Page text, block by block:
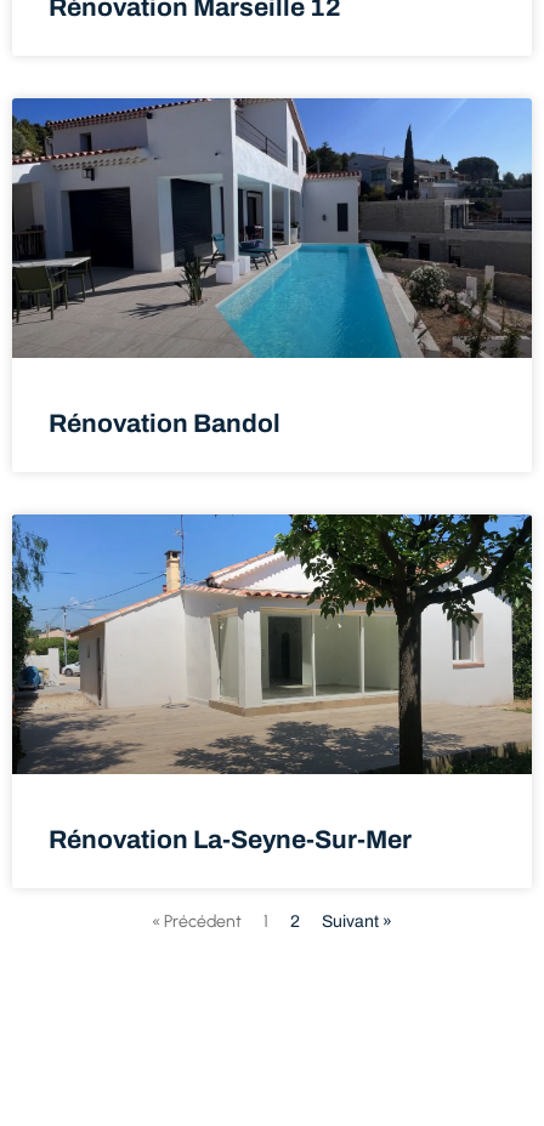
Rénovation Marseille 12
Rénovation Bandol
Rénovation La-Seyne-Sur-Mer
« Précédent 1 2 Suivant »